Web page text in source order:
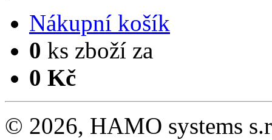
Nákupní košík
0 ks zboží za
0 Kč
© 2026, HAMO systems